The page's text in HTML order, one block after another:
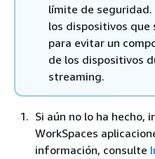
límite de
los dispositivos que
para evitar un
de los dispositivos
streaming.
Si aún no lo ha hecho,
WorkSpaces
información, consulte